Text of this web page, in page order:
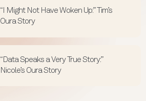
“I Might Not Have Woken Up:” Tim’s
Oura Story
“Data Speaks a Very True Story:”
Nicole’s Oura Story